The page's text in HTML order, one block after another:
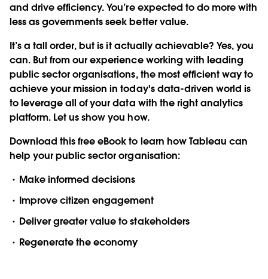
and drive efficiency. You’re expected to do more with
less as governments seek better value.
It’s a tall order, but is it actually achievable? Yes, you
can. But from our experience working with leading
public sector organisations, the most efficient way to
achieve your mission in today's data-driven world is
to leverage all of your data with the right analytics
platform. Let us show you how.
Download this free eBook to learn how Tableau can
help your public sector organisation:
Make informed decisions
Improve citizen engagement
Deliver greater value to stakeholders
Regenerate the economy